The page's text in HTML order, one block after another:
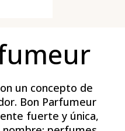
un concepto de
Bon Parfumeur
fuerte y única,